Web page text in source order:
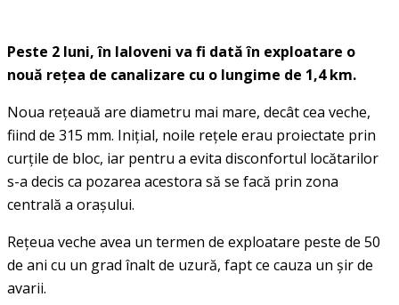
Peste 2 luni, în Ialoveni va fi dată în exploatare o
nouă rețea de canalizare cu o lungime de 1,4 km.
Noua rețeauă are diametru mai mare, decât cea veche,
fiind de 315 mm. Inițial, noile rețele erau proiectate prin
curțile de bloc, iar pentru a evita disconfortul locătarilor
s-a decis ca pozarea acestora să se facă prin zona
centrală a orașului.
Rețeua veche avea un termen de exploatare peste de 50
de ani cu un grad înalt de uzură, fapt ce cauza un șir de
avarii.